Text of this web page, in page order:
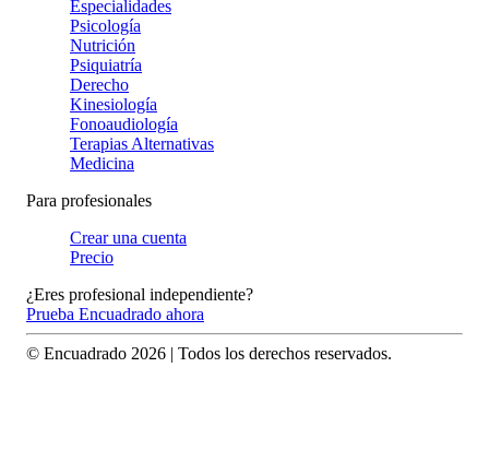
Especialidades
Psicología
Nutrición
Psiquiatría
Derecho
Kinesiología
Fonoaudiología
Terapias Alternativas
Medicina
Para profesionales
Crear una cuenta
Precio
¿Eres profesional independiente?
Prueba Encuadrado ahora
© Encuadrado 2026 | Todos los derechos reservados.